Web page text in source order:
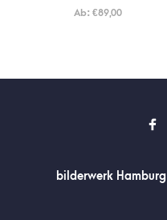
Ab: €89,00
bilderwerk Hamburg